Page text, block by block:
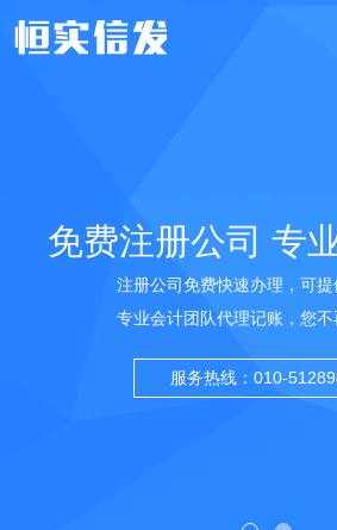
免费注册公司 专
注册公司免费快速办理，可
专业会计团队代理记账，您
服务热线：010-